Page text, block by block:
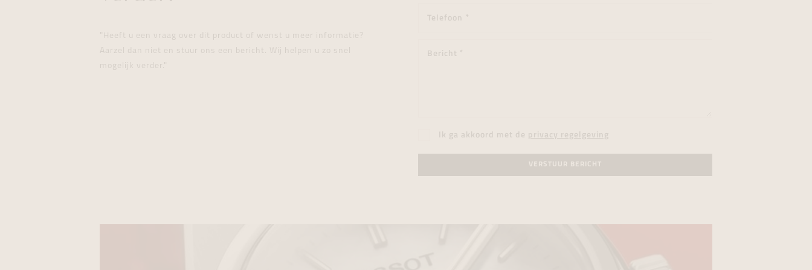
"Heeft u een vraag over dit product of wenst u meer informatie?
Aarzel dan niet en stuur ons een bericht. Wij helpen u zo snel
mogelijk verder."
Ik ga akkoord met de privacy regelgeving
VERSTUUR BERICHT